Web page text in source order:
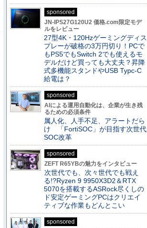
sponsored
JN-IPS27G120U2 価格.com限定モデ
ルをレビュー
27型4K・120Hzゲーミングディス
プレーが破格の3万円切り！PCで
もPS5でもSwitch 2でも使えるモ
デルだけど買っても大丈夫？昇降
式多機能スタンドやUSB Typc-C
給電は？
sponsored
AIによる運用自動化は、企業が生き残
るための必須条件
属人化、人手不足、アラートだら
け 「FortiSOC」が目指す次世代
SOC改革
sponsored
ZEFT R65YBの魅力をインタビュー
次世代でも、次々世代でも戦え
る!?Ryzen 9 9950X3D2＆RTX
5070を搭載するASRock尽くしの
ド安定ゲーミングPCはクリエイ
ティブな作業もどんとこい
sponsored